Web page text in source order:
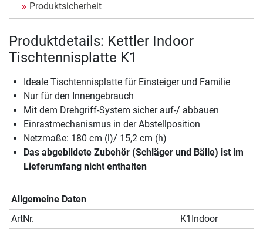
Produktsicherheit
Produktdetails: Kettler Indoor
Tischtennisplatte K1
Ideale Tischtennisplatte für Einsteiger und Familie
Nur für den Innengebrauch
Mit dem Drehgriff-System sicher auf-/ abbauen
Einrastmechanismus in der Abstellposition
Netzmaße: 180 cm (l)/ 15,2 cm (h)
Das abgebildete Zubehör (Schläger und Bälle) ist im
Lieferumfang nicht enthalten
Allgemeine Daten
ArtNr.
K1Indoor